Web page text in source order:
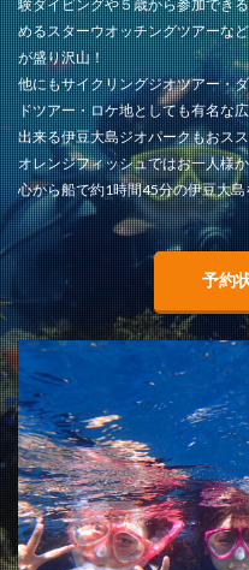
験ダイビングや５歳から参加でき
めるスターウオッチングツアーな
が盛り沢山！
他にもサイクリングジオツアー・
ドツアー・ロケ地としても有名な
出来る伊豆大島ジオパークもおス
オレンジフィッシュではお一人様
心から船で約1時間45分の伊豆大
予約